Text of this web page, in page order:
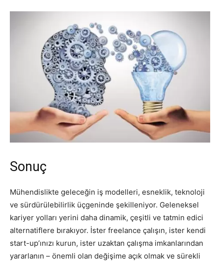
Sonuç
Mühendislikte geleceğin iş modelleri, esneklik, teknoloji
ve sürdürülebilirlik üçgeninde şekilleniyor. Geleneksel
kariyer yolları yerini daha dinamik, çeşitli ve tatmin edici
alternatiflere bırakıyor. İster freelance çalışın, ister kendi
start-up’ınızı kurun, ister uzaktan çalışma imkanlarından
yararlanın – önemli olan değişime açık olmak ve sürekli